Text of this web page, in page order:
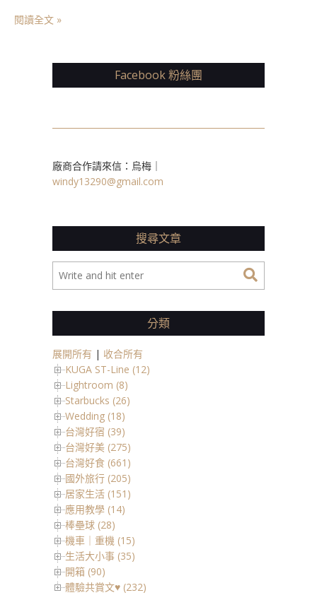
閱讀全文 »
Facebook 粉絲團
廠商合作請來信：烏梅｜
windy13290@gmail.com
搜尋文章
分類
展開所有 | 收合所有
KUGA ST-Line (12)
Lightroom (8)
Starbucks (26)
Wedding (18)
台灣好宿 (39)
台灣好美 (275)
台灣好食 (661)
國外旅行 (205)
居家生活 (151)
應用教學 (14)
棒壘球 (28)
機車｜重機 (15)
生活大小事 (35)
開箱 (90)
體驗共賞文♥ (232)